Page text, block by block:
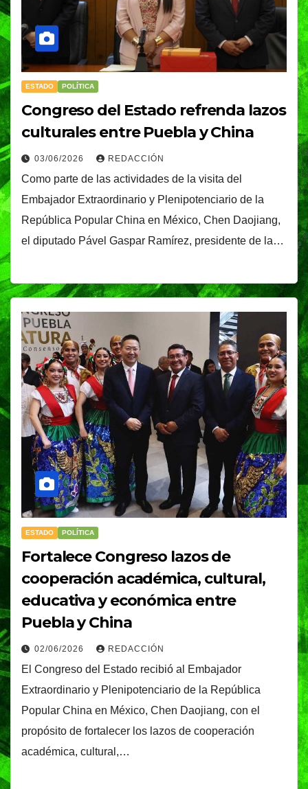
ESTADO POLÍTICA
Congreso del Estado refrenda lazos
culturales entre Puebla y China
03/06/2026 REDACCIÓN
Como parte de las actividades de la visita del
Embajador Extraordinario y Plenipotenciario de la
República Popular China en México, Chen Daojiang,
el diputado Pável Gaspar Ramírez, presidente de la…
ESTADO POLÍTICA
Fortalece Congreso lazos de
cooperación académica, cultural,
educativa y económica entre
Puebla y China
02/06/2026 REDACCIÓN
El Congreso del Estado recibió al Embajador
Extraordinario y Plenipotenciario de la República
Popular China en México, Chen Daojiang, con el
propósito de fortalecer los lazos de cooperación
académica, cultural,…